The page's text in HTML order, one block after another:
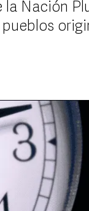
la Nación